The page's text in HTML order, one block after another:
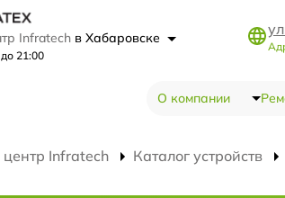
Infratech в Хабаровске
21:00
О компании
Infratech Каталог устройств